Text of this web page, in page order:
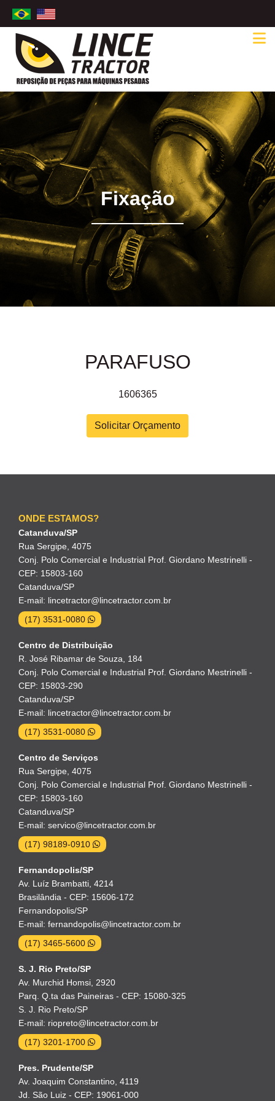
Fixação
PARAFUSO
1606365
Solicitar Orçamento
ONDE ESTAMOS?
Catanduva/SP
Rua Sergipe, 4075
Conj. Polo Comercial e Industrial Prof. Giordano Mestrinelli -
CEP: 15803-160
Catanduva/SP
E-mail: lincetractor@lincetractor.com.br
(17) 3531-0080
Centro de Distribuição
R. José Ribamar de Souza, 184
Conj. Polo Comercial e Industrial Prof. Giordano Mestrinelli -
CEP: 15803-290
Catanduva/SP
E-mail: lincetractor@lincetractor.com.br
(17) 3531-0080
Centro de Serviços
Rua Sergipe, 4075
Conj. Polo Comercial e Industrial Prof. Giordano Mestrinelli -
CEP: 15803-160
Catanduva/SP
E-mail: servico@lincetractor.com.br
(17) 98189-0910
Fernandopolis/SP
Av. Luíz Brambatti, 4214
Brasilândia - CEP: 15606-172
Fernandopolis/SP
E-mail: fernandopolis@lincetractor.com.br
(17) 3465-5600
S. J. Rio Preto/SP
Av. Murchid Homsi, 2920
Parq. Q.ta das Paineiras - CEP: 15080-325
S. J. Rio Preto/SP
E-mail: riopreto@lincetractor.com.br
(17) 3201-1700
Pres. Prudente/SP
Av. Joaquim Constantino, 4119
Jd. São Luiz - CEP: 19061-000